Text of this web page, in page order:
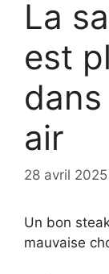
La
est
air
28 avril 2025
Un bon
mauvaise